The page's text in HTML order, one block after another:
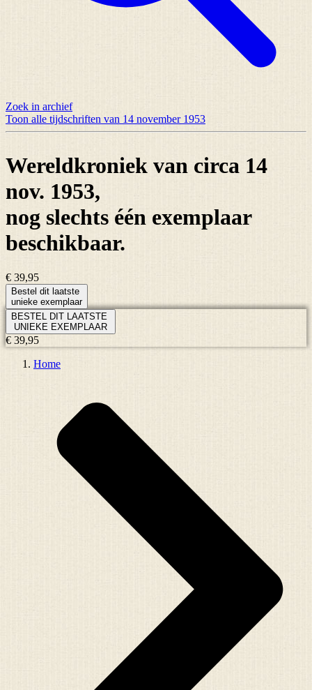
Zoek in archief
Toon alle tijdschriften van 14 november 1953
Wereldkroniek van circa 14
nov. 1953,
nog slechts één exemplaar
beschikbaar.
€ 39,95
Bestel dit laatste
unieke exemplaar
BESTEL DIT LAATSTE
UNIEKE EXEMPLAAR
€ 39,95
Home